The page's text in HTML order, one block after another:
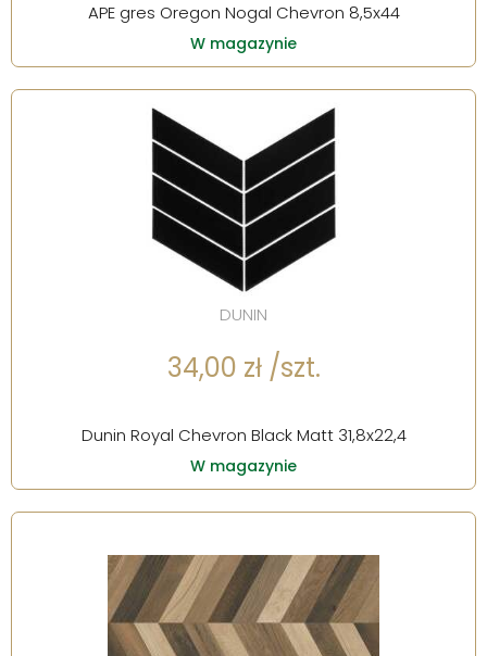
APE gres Oregon Nogal Chevron 8,5x44
W magazynie
DUNIN
34,00 zł /szt.
Dunin Royal Chevron Black Matt 31,8x22,4
W magazynie